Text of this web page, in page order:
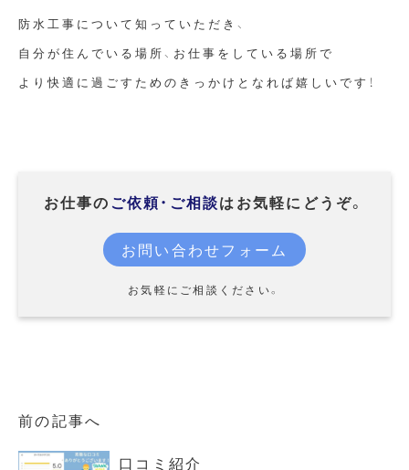
防水工事について知っていただき、
自分が住んでいる場所、お仕事をしている場所で
より快適に過ごすためのきっかけとなれば嬉しいです！
お仕事の ご依頼・ご相談はお気軽にどうぞ。
お問い合わせフォーム
お気軽にご相談ください。
前の記事へ
口コミ紹介